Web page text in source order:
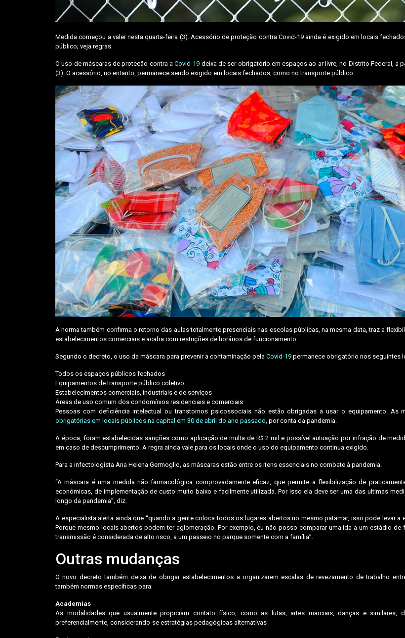
Medida começou a valer nesta quarta-feira (3). Acessório de proteção contra Covid-19 ainda é exigido em locais
público; veja regras.
O uso de máscaras de proteção contra aCovid-19 deixa de ser obrigatório em espaços ao ar livre, no Distrito Federal, a
(3). O acessório, no entanto, permanece sendo exigido em locais fechados, como no transporte público.
A norma também confirma o retorno das aulas totalmente presenciais nas escolas públicas, na mesma data, traz a
estabelecimentos comerciais e acaba com restrições de horários de funcionamento.
Segundo o decreto, o uso da máscara para prevenir a contaminação pela Covid-19 permanece obrigatório nos seguintes
Todos os espaços públicos fechados
Equipamentos de transporte público coletivo
Estabelecimentos comerciais, industriais e de serviços
Áreas de uso comum dos condomínios residenciais e comerciais
Pessoas com deficiência intelectual ou transtornos psicossociais não estão obrigadas a usar o equipamento. As
obrigatórias em locais públicos na capital em 30 de abril do ano passado , por conta da pandemia.
À época, foram estabelecidas sanções como aplicação de multa de R$ 2 mil e possível autuação por infração de
em caso de descumprimento. A regra ainda vale para os locais onde o uso do equipamento continua exigido.
Para a infectologista Ana Helena Germoglio, as máscaras estão entre os itens essenciais no combate à pandemia.
“A máscara é uma medida não farmacológica comprovadamente eficaz, que permite a flexibilização de
econômicas, de implementação de custo muito baixo e facilmente utilizada. Por isso ela deve ser uma das ultimas
longo da pandemia”, diz.
A especialista alerta ainda que “quando a gente coloca todos os lugares abertos no mesmo patamar, isso pode levar a
Porque mesmo locais abertos podem ter aglomeração. Por exemplo, eu não posso comparar uma ida a um estádio de
transmissão é considerada de alto risco, a um passeio no parque somente com a família”.
Outras mudanças
O novo decreto também deixa de obrigar estabelecimentos a organizarem escalas de revezamento de trabalho
também normas específicas para:
Academias
As modalidades que usualmente propiciam contato físico, como as lutas, artes marciais, danças e similares,
preferencialmente, considerando-se estratégias pedagógicas alternativas